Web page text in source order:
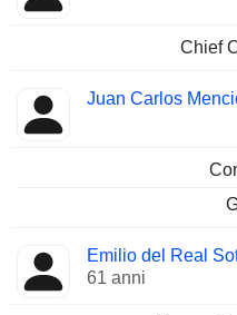
Chief
Juan Carlos
Emilio del Real
61 anni